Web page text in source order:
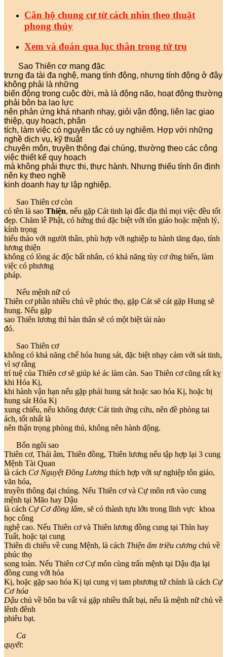
Căn hộ chung cư từ cách nhìn theo thuật
phong thủy
Xem và đoán qua lục thân trong tứ trụ
Sao Thiên cơ mang đặc
trưng đa tài đa nghệ, mang tính động, nhưng tính động ở đây
không phải là những
biến động trong cuộc đời, mà là động não, hoạt động thường
phải bôn ba lao lực
nên phản ứng khá nhanh nhạy, giỏi vận động, liên lạc giao
thiệp, quy hoạch, phân
tích, làm việc có nguyên tắc có uy nghiêm. Hợp với những
nghề dịch vụ, kỹ thuật
chuyên môn, truyền thông đại chúng, thường theo các công
việc thiết kế quy hoạch
mà không phải thực thi, thực hành. Nhưng thiếu tính ổn định
nên kỵ theo nghề
kinh doanh hay tự lập nghiệp.
Sao Thiên cơ còn
có tên là sao Thiện, nếu gặp Cát tinh lại đắc địa thì mọi việc đều tốt
đẹp. Chăm lễ Phật, có hứng thú đặc biệt với tôn giáo hoặc mệnh lý,
kính trọng
hiếu thảo với người thân, phù hợp với nghiệp tu hành tăng đạo, tính
lương thiện
không có lòng ác độc bất nhân, có khả năng tùy cơ ứng biến, làm
việc có phương
pháp.
Nếu mệnh nữ có
Thiên cơ phần nhiều chủ về phúc thọ, gặp Cát sẽ cát gặp Hung sẽ
hung. Nếu gặp
sao Thiên lương thì bản thân sẽ có một biệt tài nào
đó.
Sao Thiên cơ
không có khả năng chế hóa hung sát, đặc biệt nhạy cảm với sát tinh,
vì sợ rằng
trí tuệ của Thiên cơ sẽ giúp kẻ ác làm càn. Sao Thiên cơ cũng rất kỵ
khi Hóa Kị,
khi hành vận hạn nếu gặp phải hung sát hoặc sao hóa Kị, hoặc bị
hung sát Hóa Kị
xung chiếu, nếu không được Cát tinh ứng cứu, nên đề phòng tai
ách, tốt nhất là
nên thận trọng phòng thủ, không nên hành động.
Bốn ngôi sao
Thiên cơ, Thái âm, Thiên đồng, Thiên lương nếu tập hợp lại 3 cung
Mệnh Tài Quan
là cách Cơ Nguyệt Đồng Lương thích hợp với sự nghiệp tôn giáo,
văn hóa,
truyền thông đại chúng. Nếu Thiên cơ và Cự môn rơi vào cung
mệnh tại Mão hay Dậu
là cách Cự Cơ đồng lâm, sẽ có thành tựu lớn trong lĩnh vực khoa
học công
nghệ cao. Nếu Thiên cơ và Thiên lương đồng cung tại Thìn hay
Tuất, hoặc tại cung
Thiên di chiếu về cung Mệnh, là cách Thiện ấm triều cương chủ về
phúc thọ
song toàn. Nếu Thiên cơ Cự môn cùng trấn mệnh tại Dậu địa lại
đồng cung với hóa
Kị, hoặc gặp sao hóa Kị tại cung vị tam phương tứ chính là cách Cự
Cơ hóa
Dậu chủ về bôn ba vất vả gặp nhiều thất bại, nếu là mệnh nữ chủ về
lênh đênh
phiêu bạt.
Ca
quyết: